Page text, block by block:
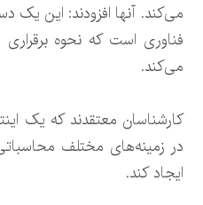
می‌کند. آنها افزودند: این یک
فناوری است که نحوه
می‌کند.
کارشناسان معتقدند که یک
در زمینه‌های مختلف
ایجاد کند.